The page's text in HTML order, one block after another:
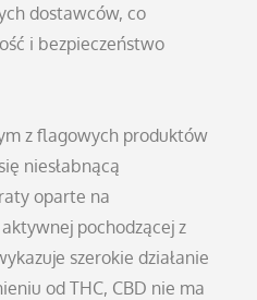
dostawców, co
i bezpieczeństwo
z flagowych produktów
niesłabnącą
oparte na
pochodzącej z
szerokie działanie
od THC, CBD nie ma